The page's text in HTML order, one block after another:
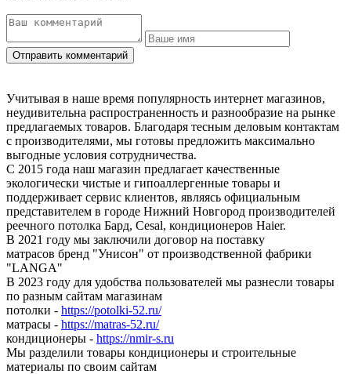
Учитывая в наше время популярность интернет магазинов,
неудивительна распространенность и разнообразие на рынке
предлагаемых товаров. Благодаря тесным деловым контактам
с производителями, мы готовы предложить максимально
выгодные условия сотрудничества.
С 2015 года наш магазин предлагает качественные
экологически чистые и гипоаллергенные товары и
поддерживает сервис клиентов, являясь официальным
представителем в городе Нижний Новгород производителей
реечного потолка Бард, Cesal, кондиционеров Haier.
В 2021 году мы заключили договор на поставку
матрасов бренд "Унисон" от производственной фабрики
"LANGA"
В 2023 году для удобства пользователей мы разнесли товары
по разным сайтам магазинам
потолки - https://potolki-52.ru/
матрасы - https://matras-52.ru/
кондиционеры - https://nmir-s.ru
Мы разделили товары кондиционеры и строительные
материалы по своим сайтам